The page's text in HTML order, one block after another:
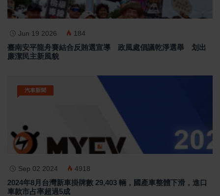
Jun 19 2026 184
臺南安平龍舟賽結合反賄選宣導 政風處倡議乾淨選舉 划出
廉潔民主新風貌
汽車新聞
Sep 02 2024 4918
2024年8月台灣新車掛牌數 29,403 輛，國產車整體下滑，進口
車款市占率超過5成